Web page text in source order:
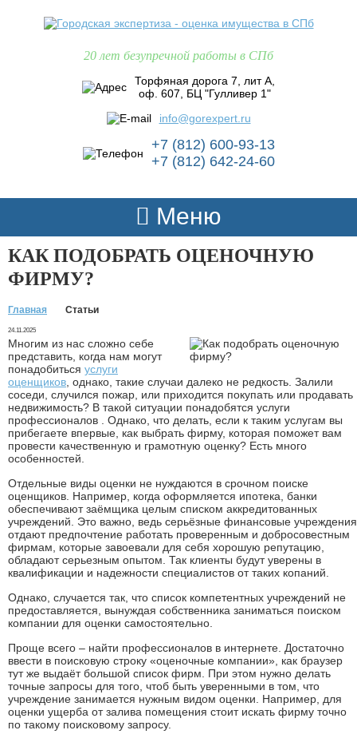
20 лет безупречной работы в СПб
Торфяная дорога 7, лит А,
оф. 607, БЦ "Гулливер 1"
info@gorexpert.ru
+7 (812) 600-93-13
+7 (812) 642-24-60
Меню
КАК ПОДОБРАТЬ ОЦЕНОЧНУЮ
ФИРМУ?
Главная Статьи
24.11.2025
Многим из нас сложно себе
представить, когда нам могут
понадобиться услуги
оценщиков, однако, такие случаи далеко не редкость. Залили
соседи, случился пожар, или приходится покупать или продавать
недвижимость? В такой ситуации понадобятся услуги
профессионалов . Однако, что делать, если к таким услугам вы
прибегаете впервые, как выбрать фирму, которая поможет вам
провести качественную и грамотную оценку? Есть много
особенностей.
Отдельные виды оценки не нуждаются в срочном поиске
оценщиков. Например, когда оформляется ипотека, банки
обеспечивают заёмщика целым списком аккредитованных
учреждений. Это важно, ведь серьёзные финансовые учреждения
отдают предпочтение работать проверенным и добросовестным
фирмам, которые завоевали для себя хорошую репутацию,
обладают серьезным опытом. Так клиенты будут уверены в
квалификации и надежности специалистов от таких копаний.
Однако, случается так, что список компетентных учреждений не
предоставляется, вынуждая собственника заниматься поиском
компании для оценки самостоятельно.
Проще всего – найти профессионалов в интернете. Достаточно
ввести в поисковую строку «оценочные компании», как браузер
тут же выдаёт большой список фирм. При этом нужно делать
точные запросы для того, чтоб быть уверенными в том, что
учреждение занимается нужным видом оценки. Например, для
оценки ущерба от залива помещения стоит искать фирму точно
по такому поисковому запросу.